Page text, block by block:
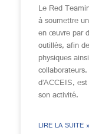
Le Red
à soumettre
en œuvre par
outillés, afin
physiques
d’ACCEIS,
son activité.
LIRE LA SUITE »